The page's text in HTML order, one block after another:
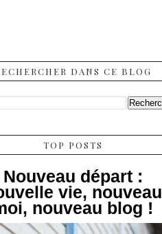
DANS CE BLOG
TOP POSTS
Nouveau départ :
vie, nouveau
nouveau blog !